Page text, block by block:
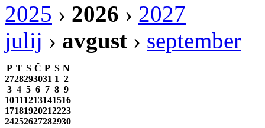
2025 › 2026 › 2027
julij › avgust › september
P T S Č P S N
2728293031 1 2
3 4 5 6 7 8 9
10111213141516
17181920212223
24252627282930